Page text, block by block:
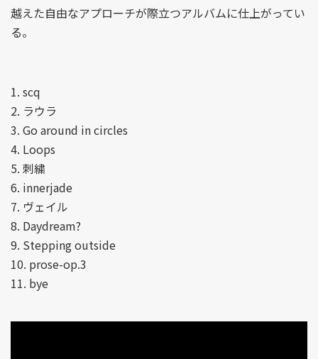
越えた自由なアプローチが際立つアルバムに仕上がってい
る。
1. scq
2. ラウラ
3. Go around in circles
4. Loops
5. 刺繍
6. innerjade
7. ヴェイル
8. Daydream?
9. Stepping outside
10. prose-op.3
11. bye